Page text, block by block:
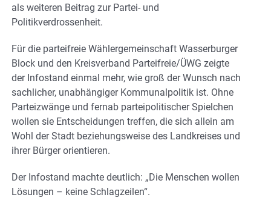
als weiteren Beitrag zur Partei- und
Politikverdrossenheit.
Für die parteifreie Wählergemeinschaft Wasserburger
Block und den Kreisverband Parteifreie/ÜWG zeigte
der Infostand einmal mehr, wie groß der Wunsch nach
sachlicher, unabhängiger Kommunalpolitik ist. Ohne
Parteizwänge und fernab parteipolitischer Spielchen
wollen sie Entscheidungen treffen, die sich allein am
Wohl der Stadt beziehungsweise des Landkreises und
ihrer Bürger orientieren.
Der Infostand machte deutlich: „Die Menschen wollen
Lösungen – keine Schlagzeilen“.